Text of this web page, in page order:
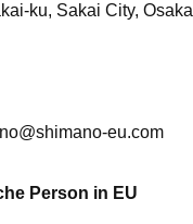
ku, Sakai City, Osaka
eu.com
Person in EU